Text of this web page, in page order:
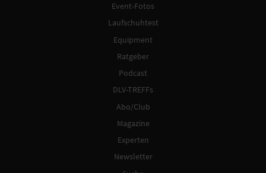
Event-Fotos
Laufschuhtest
Equipment
Ratgeber
Podcast
DLV-TREFFs
Abo/Club
Magazine
Experten
Newsletter